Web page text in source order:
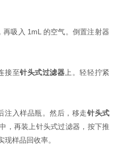
吸入 1mL 的空气。倒置注射器
接至针头式过滤器 上。轻轻拧紧
注入样品瓶。然后，移走针头式
，再装上针头式过滤器，按下推
样品回收率。